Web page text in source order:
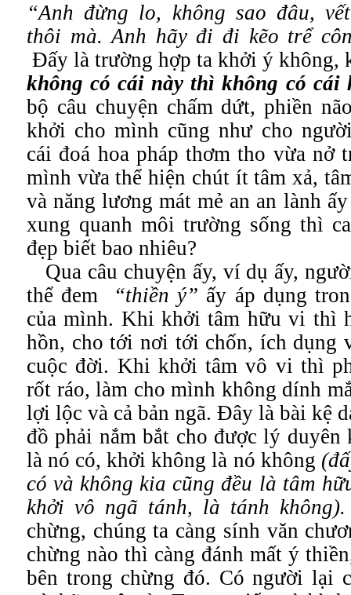
“Anh đừng lo, không sao đâu,
thôi mà. Anh hãy đi đi kẽo trể
Đấy là trường hợp ta khởi ý không,
không có cái này thì không có cái
bộ câu chuyện chấm dứt, phiền
khởi cho mình cũng như cho
cái đoá hoa pháp thơm tho vừa nở
mình vừa thể hiện chút ít tâm xả,
và năng lương mát mẻ an an lành
xung quanh môi trường sống thì
đẹp biết bao nhiêu?
Qua câu chuyện ấy, ví dụ ấy,
thể đem
“thiền ý” ấy áp dụng
của mình. Khi khởi tâm hữu vi thì
hồn, cho tới nơi tới chốn, ích dụng
cuộc đời. Khi khởi tâm vô vi thì
rốt ráo, làm cho mình không dính
lợi lộc và cả bản ngã. Đây là bài kệ
đồ phải nắm bắt cho được lý
là nó có, khởi không là nó không
có và không kia cũng đều là tâm
khởi vô ngã tánh, là tánh không).
chừng, chúng ta càng sính văn
chừng nào thì càng đánh mất ý
bên trong chừng đó. Có người lại